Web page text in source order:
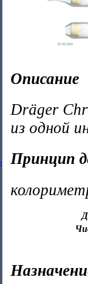
Описание
Dräger
из одной
Принцип